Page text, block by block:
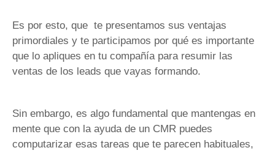
Es por esto, que te presentamos sus ventajas
primordiales y te participamos por qué es importante
que lo apliques en tu compañía para resumir las
ventas de los leads que vayas formando.
Sin embargo, es algo fundamental que mantengas en
mente que con la ayuda de un CMR puedes
computarizar esas tareas que te parecen habituales,